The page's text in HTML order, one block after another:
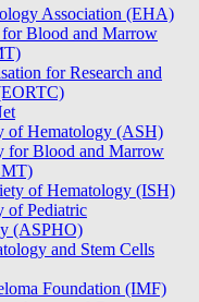
Association (EHA)
Blood and Marrow
for Research and
of Hematology (ASH)
for Blood and Marrow
of Hematology (ISH)
of Pediatric
(ASPHO)
and Stem Cells
Foundation (IMF)